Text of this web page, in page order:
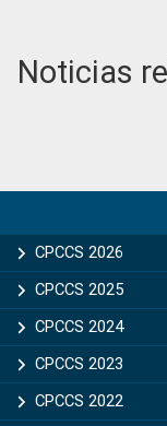
Noticias
Sidebar
CPCCS 2026
CPCCS 2025
CPCCS 2024
CPCCS 2023
CPCCS 2022